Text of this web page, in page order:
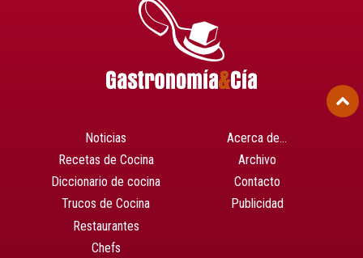
Noticias
Recetas de Cocina
Diccionario de cocina
Trucos de Cocina
Restaurantes
Chefs
Acerca de…
Archivo
Contacto
Publicidad